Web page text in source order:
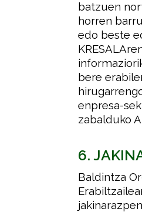
batzuen
horren
edo beste
bere
enpresa-
zabalduko
6.
Baldintza